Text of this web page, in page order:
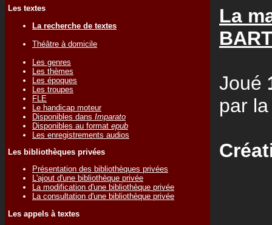
Les textes
La recherche de textes
Théâtre à domicile
Les genres
Les thèmes
Les époques
Les troupes
FLE
Le handicap moteur
Disponibles dans Imparato
Disponibles au format epub
Les enregistrements audios
Les bibliothèques privées
Présentation des bibliothèques privées
L'ajout d'une bibliothèque privée
La modification d'une bibliothèque privée
La consultation d'une bibliothèque privée
Les appels à textes
La
Joué
par